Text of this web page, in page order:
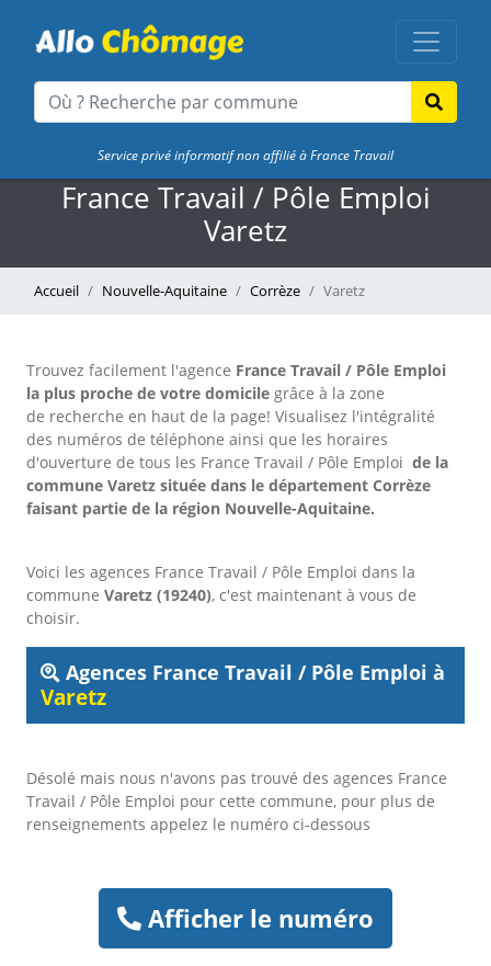
Service privé informatif non affilié à France Travail
France Travail / Pôle Emploi
Varetz
Accueil Nouvelle-Aquitaine Corrèze Varetz
Trouvez facilement l'agence France Travail / Pôle Emploi
la plus proche de votre domicile grâce à la zone
de recherche en haut de la page! Visualisez l'intégralité
des numéros de téléphone ainsi que les horaires
d'ouverture de tous les France Travail / Pôle Emploi de la
commune Varetz située dans le département Corrèze
faisant partie de la région Nouvelle-Aquitaine.
Voici les agences France Travail / Pôle Emploi dans la
commune Varetz (19240), c'est maintenant à vous de
choisir.
Agences France Travail / Pôle Emploi à
Varetz
Désolé mais nous n'avons pas trouvé des agences France
Travail / Pôle Emploi pour cette commune, pour plus de
renseignements appelez le numéro ci-dessous
Afficher le numéro